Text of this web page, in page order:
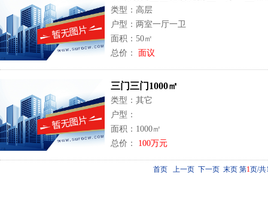
类型：高层
户型：两室一厅一卫
面积：50㎡
总价： 面议
三门三门1000㎡
类型：其它
户型：
面积：1000㎡
总价： 100万元
首页 上一页 下一页 末页第1页/共